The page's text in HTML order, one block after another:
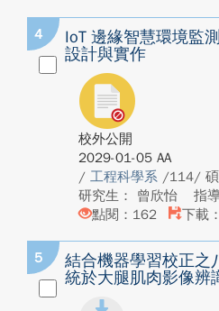
4
IoT 邊緣智慧環境監
設計與實作
校外公開
2029-01-05 AA
/ 工程科學系 /114/
研究生： 曾欣怡
指
點閱：162
下載
5
結合機器學習校正之
統於大腿肌肉影像辨